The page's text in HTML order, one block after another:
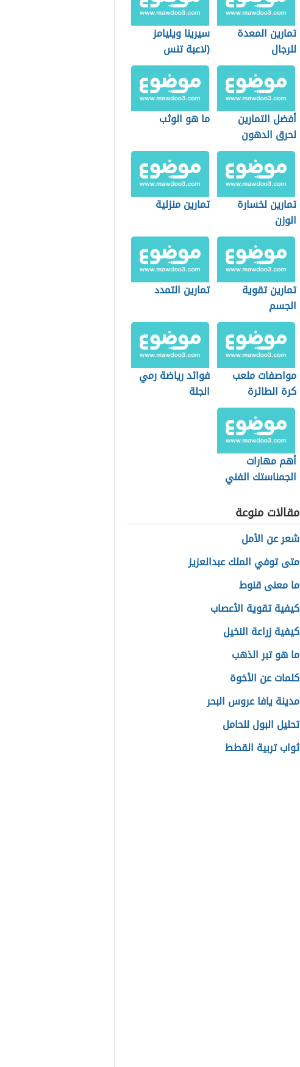
تمارين المعدة
للرجال
سيرينا ويليامز
(لاعبة تنس
أمريكية)
أفضل التمارين
لحرق الدهون
ما هو الوثب
تمارين لخسارة
الوزن
تمارين منزلية
تمارين تقوية
الجسم
تمارين التمدد
مواصفات ملعب
كرة الطائرة
الشاطئية
فوائد رياضة رمي
الجلة
أهم مهارات
الجمناستك الفني
مقالات منوعة
شعر عن الأمل
متى توفي الملك عبدالعزيز
ما معنى قنوط
كيفية تقوية الأعصاب
كيفية زراعة النخيل
ما هو تبر الذهب
كلمات عن الأخوة
مدينة يافا عروس البحر
تحليل البول للحامل
ثواب تربية القطط